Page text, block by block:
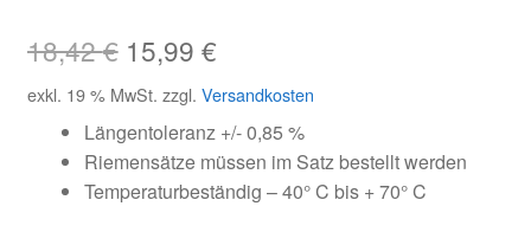
Kontakt
Kundeninformationen
18,42€ Ursprünglicher
Preis
war:
18,42 €
15,99 €Aktueller
Preis
ist:
15,99 €.
exkl. 19 % MwSt. zzgl. Versandkosten
Längentoleranz +/- 0,85 %
Riemensätze müssen im Satz bestellt werden
Temperaturbeständig – 40° C bis + 70° C